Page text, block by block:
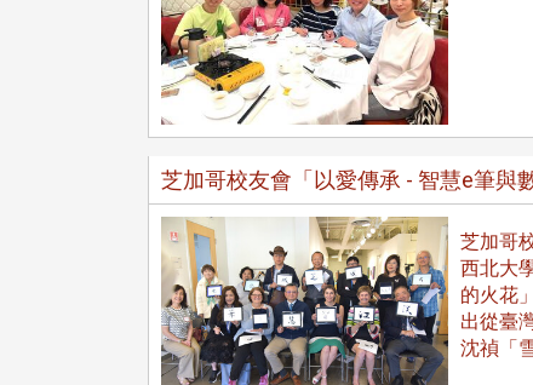
芝加哥校友會「以愛傳承 - 智慧e筆與
芝加哥
西北大
的火花
出從臺
沈禎「
大學電子與電機系友會於115
月28日在台北校區盛大舉辦
人科技與前瞻應用論壇」，特
在連日大雨陰霾下，風保系
在115年6月27日(六)舉辦的一
遊，神奇迎來超幸運好天氣。